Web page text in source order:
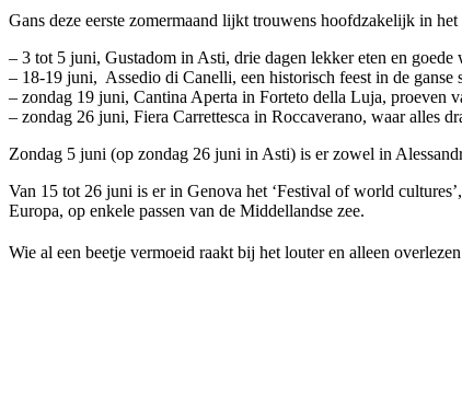
Gans deze eerste zomermaand lijkt trouwens hoofdzakelijk in
– 3 tot 5 juni, Gustadom in Asti, drie dagen lekker eten en
– 18-19 juni, Assedio di Canelli, een historisch feest in de ganse
– zondag 19 juni, Cantina Aperta in Forteto della Luja, proeven
– zondag 26 juni, Fiera Carrettesca in Roccaverano, waar alles
Zondag 5 juni (op zondag 26 juni in Asti) is er zowel in
Van 15 tot 26 juni is er in Genova het ‘Festival of world
Europa, op enkele passen van de Middellandse zee.
Wie al een beetje vermoeid raakt bij het louter en alleen